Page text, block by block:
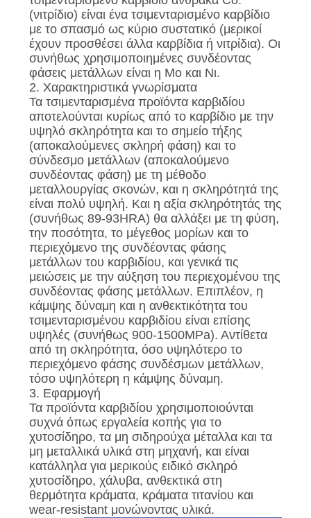
(νιτρίδιο) είναι ένα τσιμενταρισμένο καρβίδιο
με το σπασμό ως κύριο συστατικό (μερικοί
έχουν προσθέσει άλλα καρβίδια ή νιτρίδια). Οι
συνήθως χρησιμοποιημένες συνδέοντας
φάσεις μετάλλων είναι η Mo και Νι.
2. Χαρακτηριστικά γνωρίσματα
Τα τσιμενταρισμένα προϊόντα καρβιδίου
αποτελούνται κυρίως από το καρβίδιο με την
υψηλό σκληρότητα και το σημείο τήξης
(αποκαλούμενες σκληρή φάση) και το
σύνδεσμο μετάλλων (αποκαλούμενο
συνδέοντας φάση) με τη μέθοδο
μεταλλουργίας σκονών, και η σκληρότητά της
είναι πολύ υψηλή. Και η αξία σκληρότητάς της
(συνήθως 89-93HRA) θα αλλάξει με τη φύση,
την ποσότητα, το μέγεθος μορίων και το
περιεχόμενο της συνδέοντας φάσης
μετάλλων του καρβιδίου, και γενικά τις
μειώσεις με την αύξηση του περιεχομένου της
συνδέοντας φάσης μετάλλων. Επιπλέον, η
κάμψης δύναμη και η ανθεκτικότητα του
τσιμενταρισμένου καρβιδίου είναι επίσης
υψηλές (συνήθως 900-1500MPa). Αντίθετα
από τη σκληρότητα, όσο υψηλότερο το
περιεχόμενο φάσης συνδέσμων μετάλλων,
τόσο υψηλότερη η κάμψης δύναμη.
3. Εφαρμογή
Τα προϊόντα καρβιδίου χρησιμοποιούνται
συχνά όπως εργαλεία κοπής για το
χυτοσίδηρο, τα μη σιδηρούχα μέταλλα και τα
μη μεταλλικά υλικά στη μηχανή, και είναι
κατάλληλα για μερικούς ειδικό σκληρό
χυτοσίδηρο, χάλυβα, ανθεκτικά στη
θερμότητα κράματα, κράματα τιτανίου και
wear-resistant μονώνοντας υλικά.